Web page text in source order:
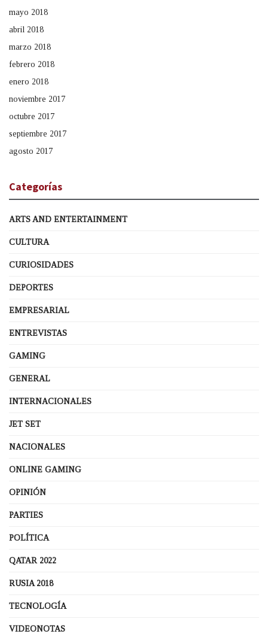
mayo 2018
abril 2018
marzo 2018
febrero 2018
enero 2018
noviembre 2017
octubre 2017
septiembre 2017
agosto 2017
Categorías
ARTS AND ENTERTAINMENT
CULTURA
CURIOSIDADES
DEPORTES
EMPRESARIAL
ENTREVISTAS
GAMING
GENERAL
INTERNACIONALES
JET SET
NACIONALES
ONLINE GAMING
OPINIÓN
PARTIES
POLÍTICA
QATAR 2022
RUSIA 2018
TECNOLOGÍA
VIDEONOTAS